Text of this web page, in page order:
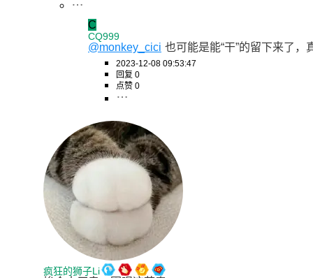
C
CQ999
@monkey_cici 也可能是能“干”的留下来了，
2023-12-08 09:53:47
回复 0
点赞 0
疯狂的狮子Li